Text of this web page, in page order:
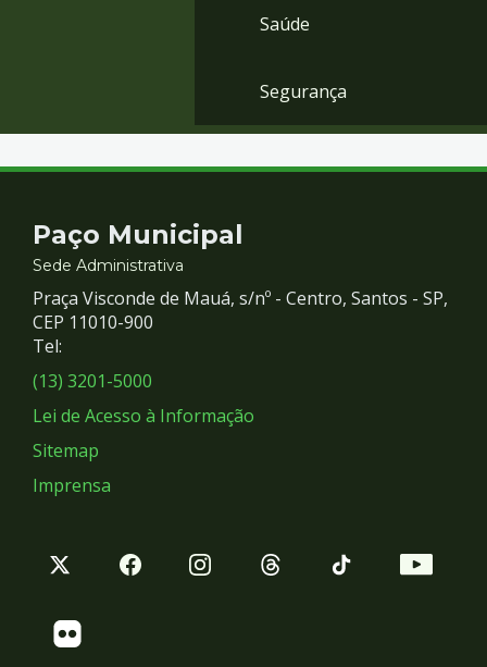
Saúde
Segurança
Contato
e
Redes
Sociais
Paço Municipal
Sede Administrativa
Praça Visconde de Mauá, s/nº - Centro, Santos - SP,
CEP 11010-900
Tel:
(13) 3201-5000
Lei de Acesso à Informação
Sitemap
Imprensa